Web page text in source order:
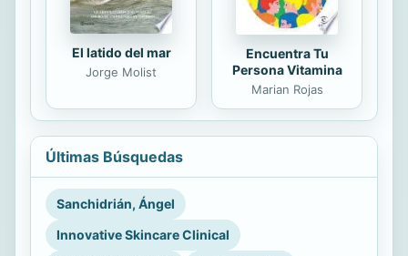
El latido del mar
Jorge Molist
Encuentra Tu
Persona Vitamina
Marian Rojas
Últimas Búsquedas
Sanchidrián, Ángel
Innovative Skincare Clinical